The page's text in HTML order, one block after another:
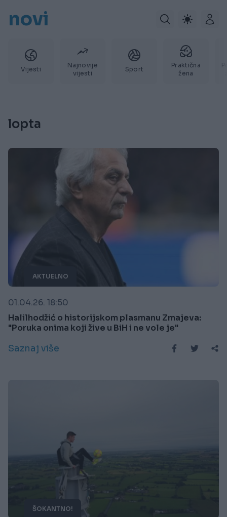
novi
Vijesti
Najnovije
vijesti
Sport
Praktična
žena
lopta
AKTUELNO
01.04.26. 18:50
Halilhodžić o historijskom plasmanu Zmajeva:
"Poruka onima koji žive u BiH i ne vole je"
Saznaj više
ŠOKANTNO!